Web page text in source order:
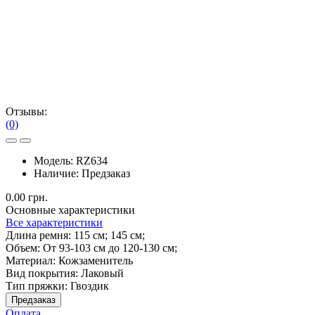
Отзывы:
(0)
Модель: RZ634
Наличие: Предзаказ
0.00 грн.
Основные характеристики
Все характеристики
Длина ремня: 115 см; 145 см;
Объем: От 93-103 см до 120-130 см;
Материал: Кожзаменитель
Вид покрытия: Лаковый
Тип пряжки: Гвоздик
Предзаказ